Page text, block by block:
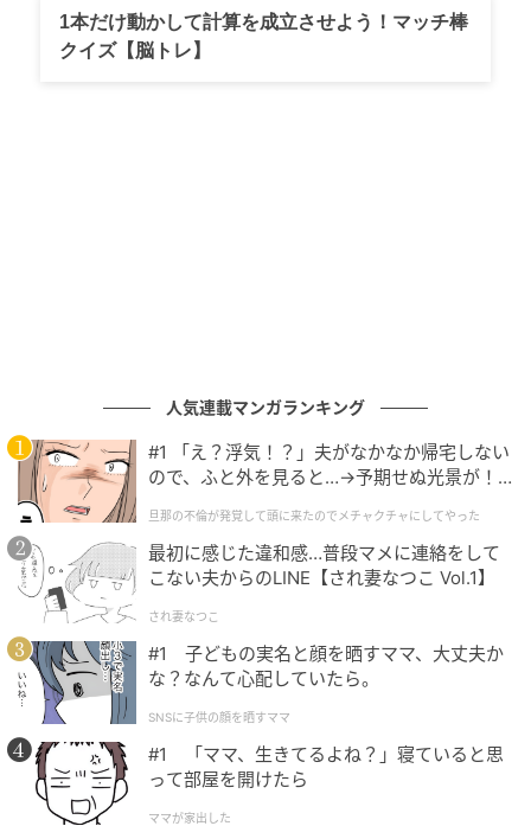
1本だけ動かして計算を成立させよう！マッチ棒
クイズ【脳トレ】
人気連載マンガランキング
#1 「え？浮気！？」夫がなかなか帰宅しない
ので、ふと外を見ると…→予期せぬ光景が！
クチャにしてやった
旦那の不倫が発覚して頭に来たのでメチャクチャにしてやった
最初に感じた違和感…普段マメに連絡をして
こない夫からのLINE【され妻なつこ Vol.1】
され妻なつこ
#1 子どもの実名と顔を晒すママ、大丈夫か
な？なんて心配していたら。
SNSに子供の顔を晒すママ
#1 「ママ、生きてるよね？」寝ていると思
って部屋を開けたら
ママが家出した